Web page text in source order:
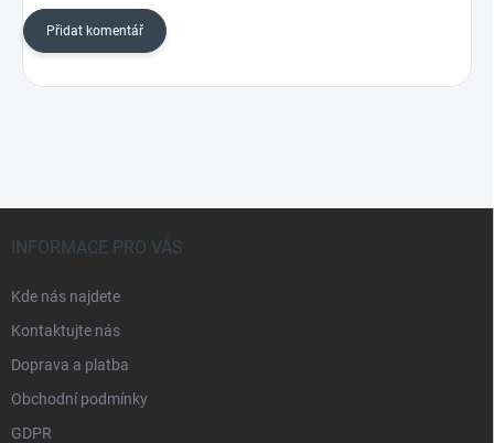
Přidat komentář
INFORMACE PRO VÁS
Kde nás najdete
Kontaktujte nás
Doprava a platba
Obchodní podmínky
GDPR